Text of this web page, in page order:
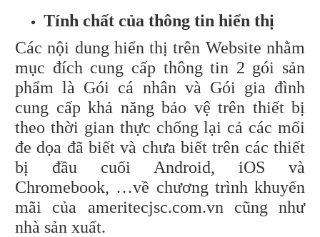
Tính chất của thông tin hiển thị
Các nội dung hiển thị trên Website nhằm
mục đích cung cấp thông tin 2 gói sản
phẩm là Gói cá nhân và Gói gia đình
cung cấp khả năng bảo vệ trên thiết bị
theo thời gian thực chống lại cả các mối
đe dọa đã biết và chưa biết trên các thiết
bị đầu cuối Android, iOS và
Chromebook, …về chương trình khuyến
mãi của ameritecjsc.com.vn cũng như
nhà sản xuất.